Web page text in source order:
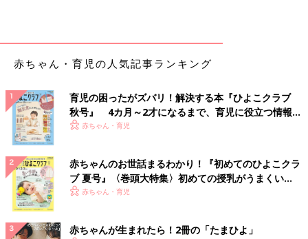
赤ちゃん・育児の人気記事ランキング
育児の困ったがズバリ！解決する本『ひよこクラブ
秋号』 4カ月～2才になるまで、育児に役立つ情報が
いっぱい！
赤ちゃん・育児
赤ちゃんのお世話まるわかり！『初めてのひよこクラ
ブ 夏号』〈巻頭大特集〉初めての授乳がうまくい
く！ おっぱい・ミルクの基本と夏のトラブル 解決テ
赤ちゃん・育児
赤ちゃんが生まれたら！2冊の「たまひよ」